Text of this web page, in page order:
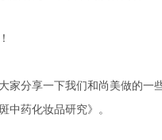
家分享一下我们和尚美做的一
中药化妆品研究》。